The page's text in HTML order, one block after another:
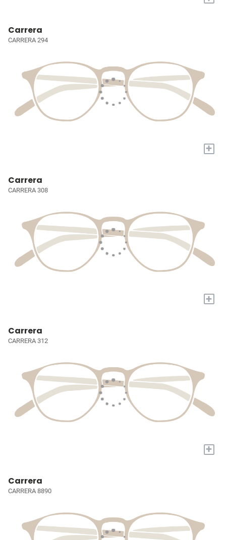
Carrera
CARRERA 294
+
Carrera
CARRERA 308
+
Carrera
CARRERA 312
+
Carrera
CARRERA 8890